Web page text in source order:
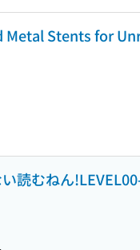
Stents for
読むねん